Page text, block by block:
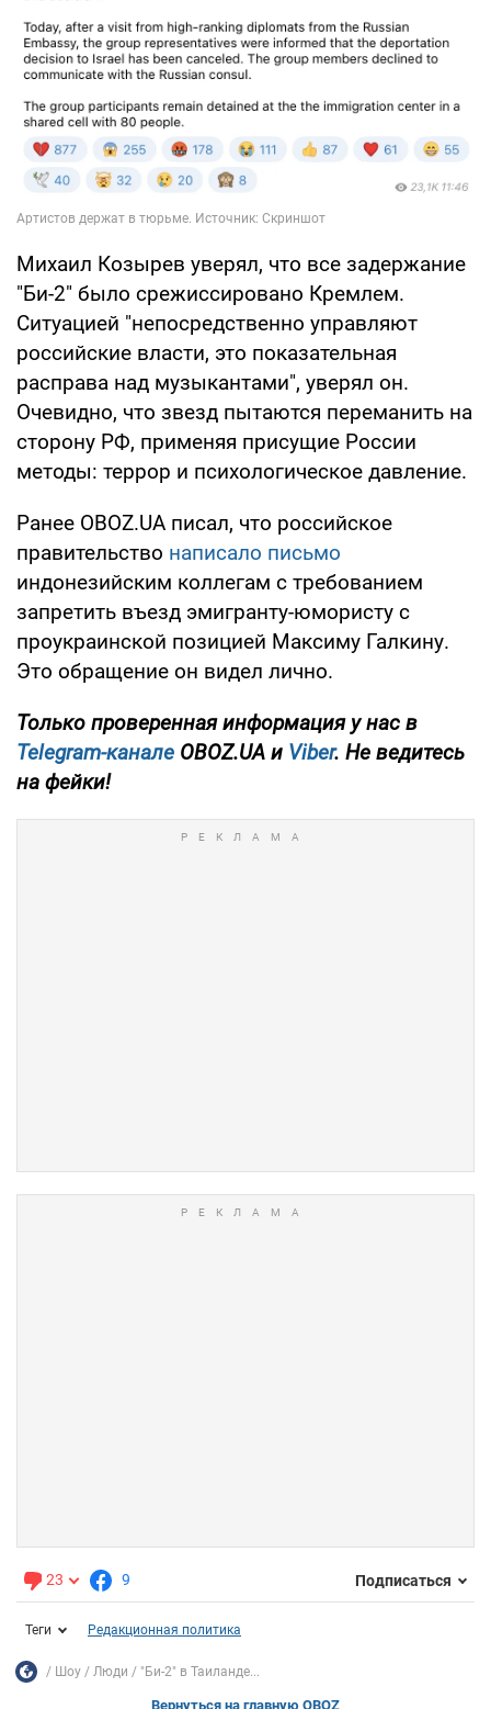
Михаил Козырев уверял, что все задержание
"Би-2" было срежиссировано Кремлем.
Ситуацией "непосредственно управляют
российские власти, это показательная
расправа над музыкантами", уверял он.
Очевидно, что звезд пытаются переманить на
сторону РФ, применяя присущие России
методы: террор и психологическое давление.
Ранее OBOZ.UA писал, что российское
правительство написало письмо
индонезийским коллегам с требованием
запретить въезд эмигранту-юмористу с
проукраинской позицией Максиму Галкину.
Это обращение он видел лично.
Только проверенная информация у нас в
Telegram-канале OBOZ.UA и Viber. Не ведитесь
на фейки!
23 9 Подписаться
Теги Редакционная политика
Шоу Люди "Би-2" в Таиланде...
Вернуться на главную OBOZ